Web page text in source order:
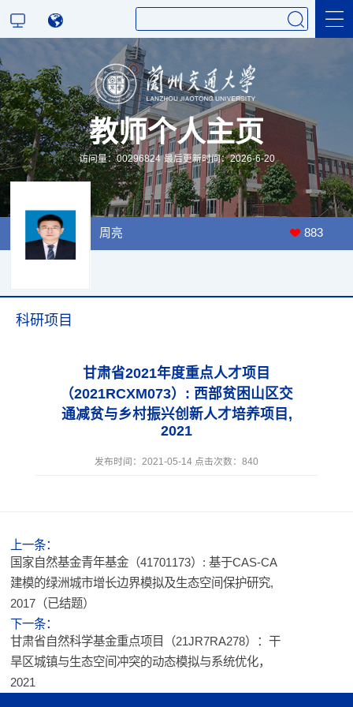
科学研究
教学研究
教师个人主页
访问量：00296824 最后更新时间：2026-6-20
周亮 883
科研项目
甘肃省2021年度重点人才项目
（2021RCXM073）: 西部贫困山区交
通减贫与乡村振兴创新人才培养项目,
2021
发布时间：2021-05-14 点击次数： 840
上一条：
国家自然基金青年基金（41701173）: 基于CAS-CA
建模的绿洲城市增长边界模拟及生态空间保护研究,
2017（已结题）
下一条：
甘肃省自然科学基金重点项目（21JR7RA278）：干
旱区城镇与生态空间冲突的动态模拟与系统优化，
2021